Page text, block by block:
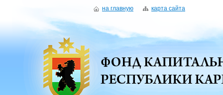
на главную карта сайта